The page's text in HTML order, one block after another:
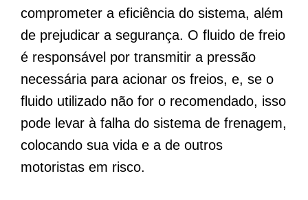
comprometer a eficiência do sistema, além
de prejudicar a segurança. O fluido de freio
é responsável por transmitir a pressão
necessária para acionar os freios, e, se o
fluido utilizado não for o recomendado, isso
pode levar à falha do sistema de frenagem,
colocando sua vida e a de outros
motoristas em risco.